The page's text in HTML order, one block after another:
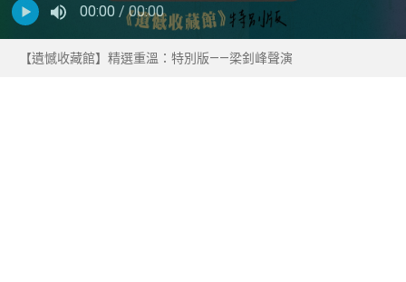
00:00 / 00:00
【遺憾收藏館】精選重溫：特別版——梁釗峰聲演